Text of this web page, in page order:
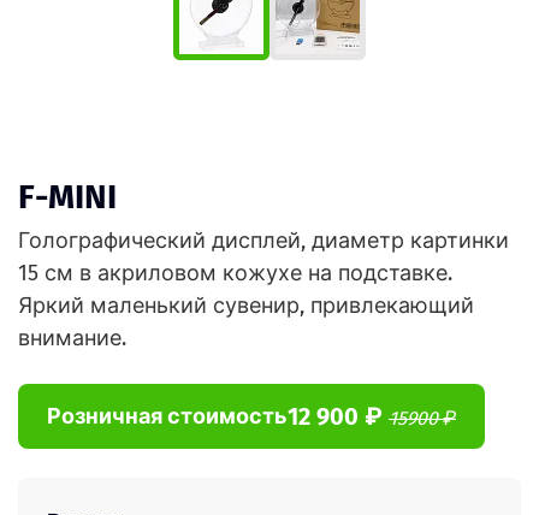
F-MINI
Голографический дисплей, диаметр картинки
15 см в акриловом кожухе на подставке.
Яркий маленький сувенир, привлекающий
внимание.
Розничная стоимость12 900 ₽ 15900 ₽